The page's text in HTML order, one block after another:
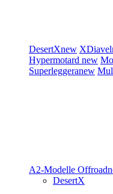
DesertXnew XDiavel
Hypermotard new
Superleggeranew
A2-Modelle Offroad
DesertX